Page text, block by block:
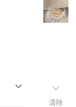
清除